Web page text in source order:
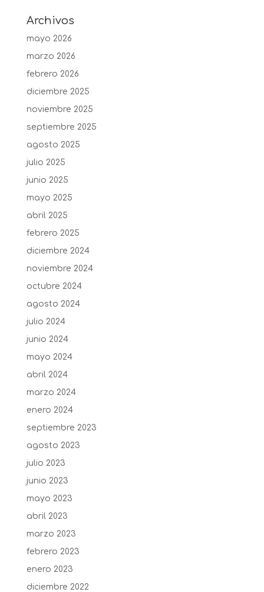
Archivos
mayo 2026
marzo 2026
febrero 2026
diciembre 2025
noviembre 2025
septiembre 2025
agosto 2025
julio 2025
junio 2025
mayo 2025
abril 2025
febrero 2025
diciembre 2024
noviembre 2024
octubre 2024
agosto 2024
julio 2024
junio 2024
mayo 2024
abril 2024
marzo 2024
enero 2024
septiembre 2023
agosto 2023
julio 2023
junio 2023
mayo 2023
abril 2023
marzo 2023
febrero 2023
enero 2023
diciembre 2022